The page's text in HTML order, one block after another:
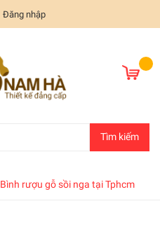
Đăng nhập
Tìm kiếm
Bình rượu gỗ sồi nga tại Tphcm